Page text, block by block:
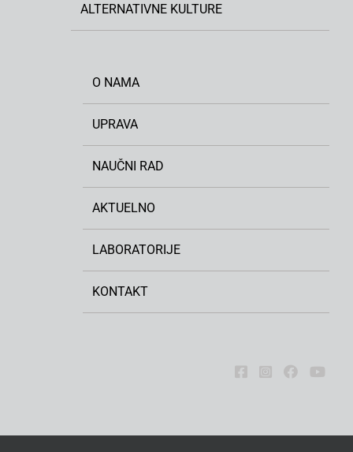
ALTERNATIVNE KULTURE
O NAMA
UPRAVA
NAUČNI RAD
AKTUELNO
LABORATORIJE
KONTAKT